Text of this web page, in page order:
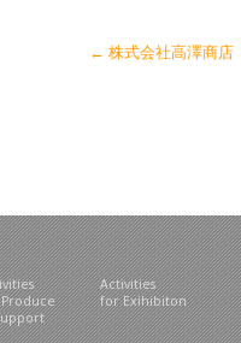
← 株式会社高澤商店
Activities
for Exihibiton